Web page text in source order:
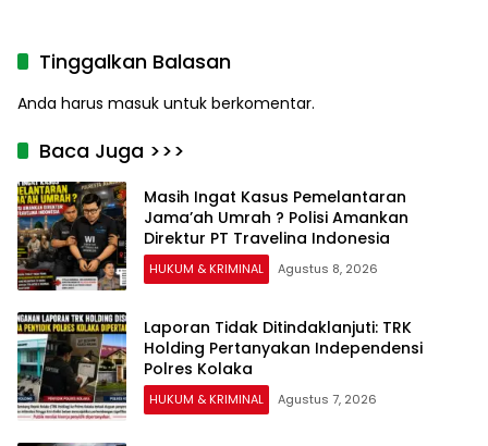
Tinggalkan Balasan
Anda harus masuk untuk berkomentar.
Baca Juga >>>
Masih Ingat Kasus Pemelantaran
Jama’ah Umrah ? Polisi Amankan
Direktur PT Travelina Indonesia
HUKUM & KRIMINAL Agustus 8, 2026
Laporan Tidak Ditindaklanjuti: TRK
Holding Pertanyakan Independensi
Polres Kolaka
HUKUM & KRIMINAL Agustus 7, 2026